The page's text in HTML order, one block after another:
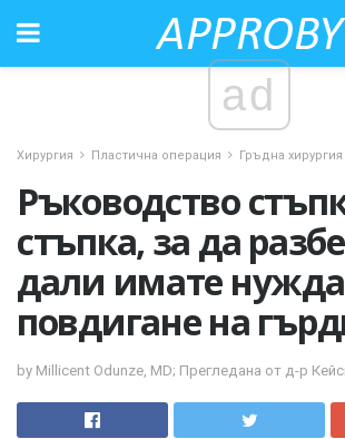
ad
Хирургия Пластична операция Гръдна хирургия
Ръководство
стъпка, за да
дали имате
повдигане на
by Millicent Odunze, MD; Прегледана от д-р